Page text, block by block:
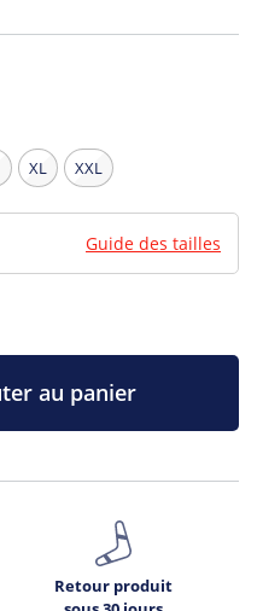
XL XXL
Guide des tailles
au panier
Retour produit